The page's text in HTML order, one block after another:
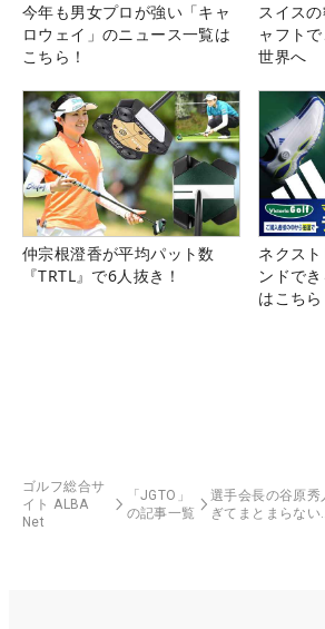
今年も男女プロが強い「キャ
ロウェイ」のニュース一覧は
こちら！
スイス
ャフト
世界へ
仲宗根澄香が平均パット数
『TRTL』で6人抜き！
ネクス
ンドで
はこちら
ゴルフ総合サ
イト ALBA
Net
「JGTO」
の記事一覧
選手会長の谷原
ぎてまとまらな